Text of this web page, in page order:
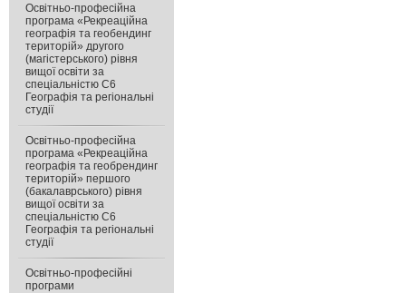
Освітньо-професійна
програма «Рекреаційна
географія та геобендинг
територій» другого
(магістерського) рівня
вищої освіти за
спеціальністю С6
Географія та регіональні
студії
Освітньо-професійна
програма «Рекреаційна
географія та геобрендинг
територій» першого
(бакалаврського) рівня
вищої освіти за
спеціальністю C6
Географія та регіональні
студії
Освітньо-професійні
програми